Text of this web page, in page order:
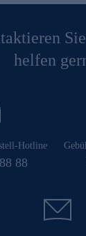
helfen
Hotline
88